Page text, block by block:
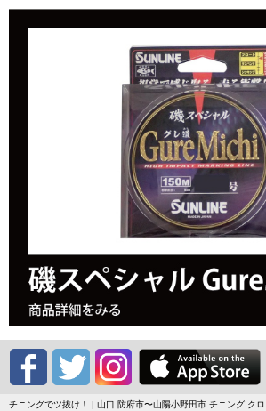
チニングでツ抜け！ | 山口 防府市〜山陽小野田市 チニング ク